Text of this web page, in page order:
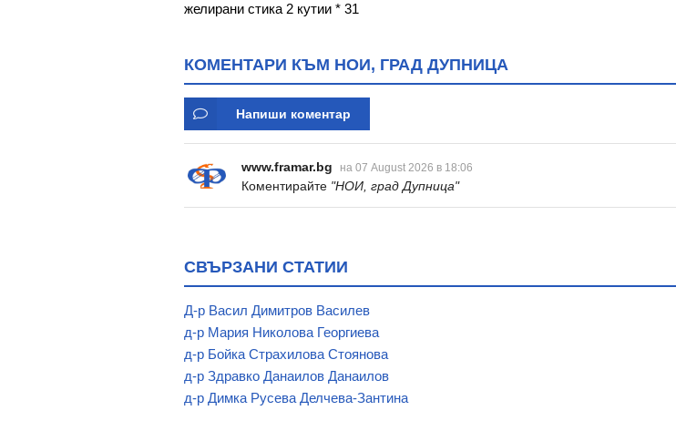
желирани стика 2 кутии * 31
КОМЕНТАРИ КЪМ НОИ, ГРАД ДУПНИЦА
Напиши коментар
www.framar.bg на 07 August 2026 в 18:06
Коментирайте "НОИ, град Дупница"
СВЪРЗАНИ СТАТИИ
Д-р Васил Димитров Василев
д-р Мария Николова Георгиева
д-р Бойка Страхилова Стоянова
д-р Здравко Данаилов Данаилов
д-р Димка Русева Делчева-Зантина